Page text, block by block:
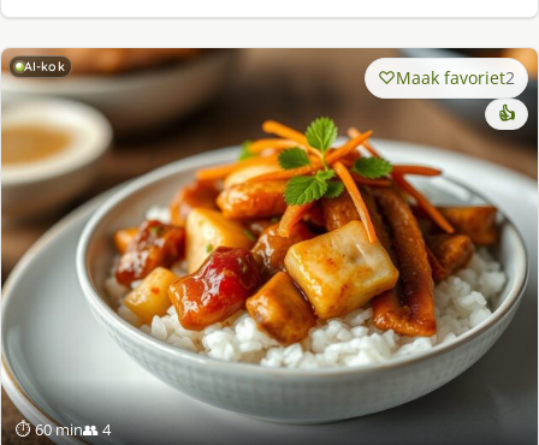
AI-kok
⏱ 60 min👥 4
Maak favoriet2
👍